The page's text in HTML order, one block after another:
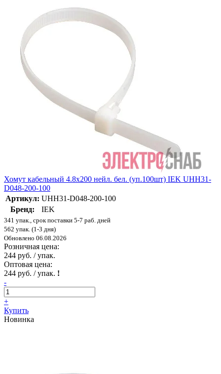
Хомут кабельный 4.8х200 нейл. бел. (уп.100шт) IEK UHH31-
D048-200-100
Артикул: UHH31-D048-200-100
Бренд:
IEK
341 упак., срок поставки 5-7 раб. дней
562 упак. (1-3 дня)
Обновлено 06.08.2026
Розничная цена:
244 руб. / упак.
Оптовая цена:
244 руб. / упак. !
-
+
Купить
Новинка